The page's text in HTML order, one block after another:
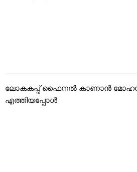
ലോകകപ്പ് ഫൈനൽ കാണാൻ
എത്തിയപ്പോൾ